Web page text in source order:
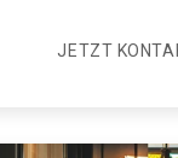
JETZT